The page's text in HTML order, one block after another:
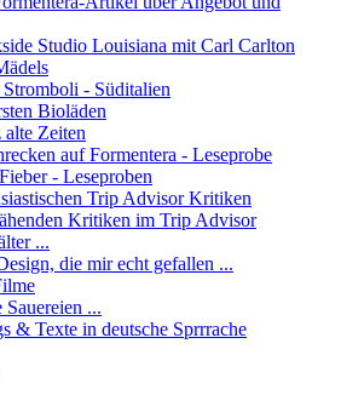
Studio Louisiana mit Carl Carlton
- Süditalien
Bioläden
alte Zeiten
auf Formentera - Leseprobe
- Leseproben
Trip Advisor Kritiken
Kritiken im Trip Advisor
...
die mir echt gefallen ...
...
& Texte in deutsche Sprrrache